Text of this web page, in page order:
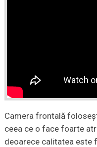
Camera frontală
ceea ce o face foarte
deoarece calitatea este